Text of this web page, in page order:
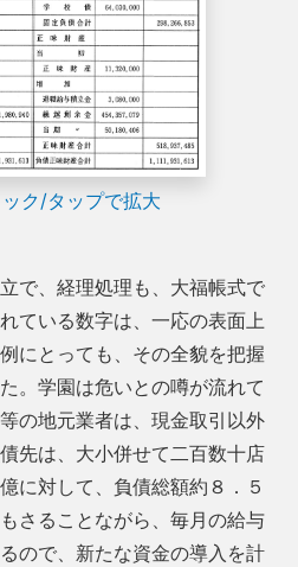
ク/タップで拡大
で、経理処理も、大福帳式で
ている数字は、一応の表面上
にとっても、その全貌を把握
。学園は危いとの噂が流れて
の地元業者は、現金取引以外
先は、大小併せて二百数十店
に対して、負債総額約８．５
さることながら、毎月の給与
ので、新たな資金の導入を計